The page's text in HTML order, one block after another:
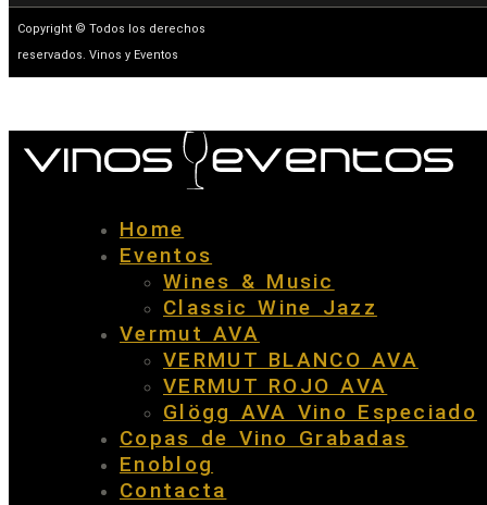
Copyright © Todos los derechos
reservados. Vinos y Eventos
Home
Eventos
Wines & Music
Classic Wine Jazz
Vermut AVA
VERMUT BLANCO AVA
VERMUT ROJO AVA
Glögg AVA Vino Especiado
Copas de Vino Grabadas
Enoblog
Contacta